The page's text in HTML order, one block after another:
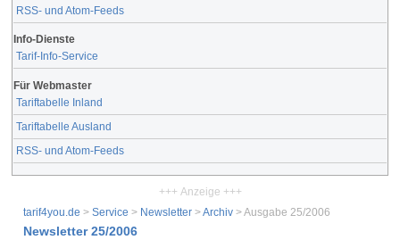
RSS- und Atom-Feeds
Info-Dienste
Tarif-Info-Service
Für Webmaster
Tariftabelle Inland
Tariftabelle Ausland
RSS- und Atom-Feeds
+++ Anzeige +++
tarif4you.de > Service > Newsletter >Archiv > Ausgabe 25/2006
Newsletter 25/2006